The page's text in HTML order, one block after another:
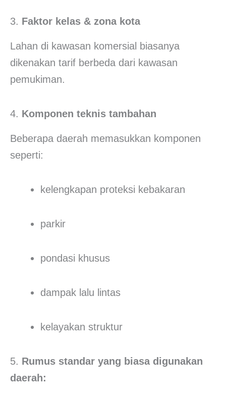
3. Faktor kelas & zona kota
Lahan di kawasan komersial biasanya
dikenakan tarif berbeda dari kawasan
pemukiman.
4. Komponen teknis tambahan
Beberapa daerah memasukkan komponen
seperti:
kelengkapan proteksi kebakaran
parkir
pondasi khusus
dampak lalu lintas
kelayakan struktur
5. Rumus standar yang biasa digunakan
daerah: